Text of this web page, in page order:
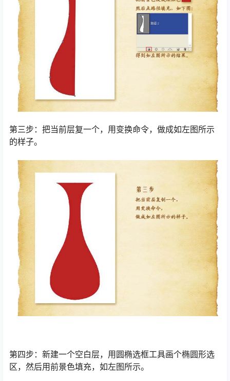
第三步：把当前层复一个，用变换命令，做成如左图所示
的样子。
第四步：新建一个空白层，用圆椭选框工具画个椭圆形选
区，然后用前景色填充，如左图所示。